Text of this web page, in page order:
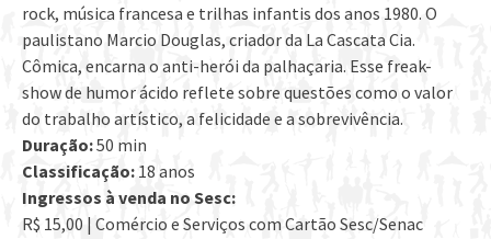
rock, música francesa e trilhas infantis dos anos 1980. O
paulistano Marcio Douglas, criador da La Cascata Cia.
Cômica, encarna o anti-herói da palhaçaria. Esse freak-
show de humor ácido reflete sobre questões como o valor
do trabalho artístico, a felicidade e a sobrevivência.
Duração:50 min
Classificação: 18 anos
Ingressos à venda no Sesc:
R$ 15,00 | Comércio e Serviços com Cartão Sesc/Senac